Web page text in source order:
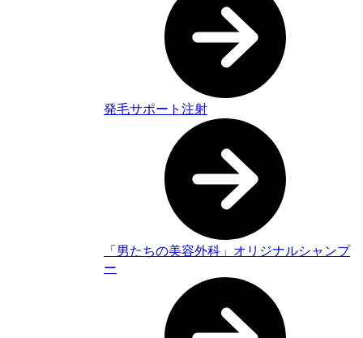
発毛サポート注射
「男たちの美容外科」オリジナルシャンプ
ー